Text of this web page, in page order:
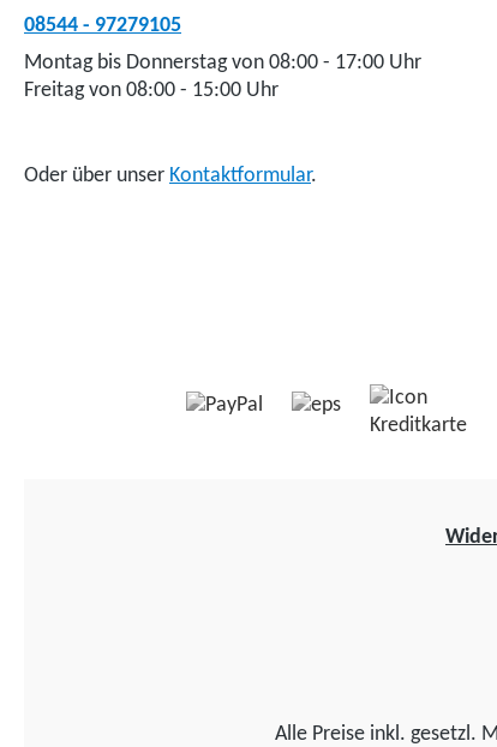
08544 - 97279105
Montag bis Donnerstag von 08:00 - 17:00 Uhr
Freitag von 08:00 - 15:00 Uhr
Oder über unser Kontaktformular.
Alle Preise inkl. gesetzl.